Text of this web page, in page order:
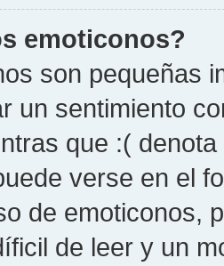
emoticonos?
son pequeñas
un sentimiento
que :(
verse en el
de emoticonos,
de leer y un